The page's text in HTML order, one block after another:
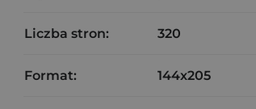
Liczba stron: 320
Format: 144x205